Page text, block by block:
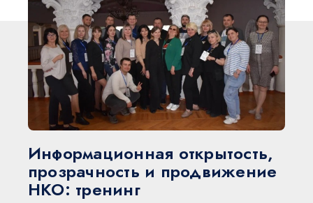
Информационная открытость,
прозрачность и продвижение
НКО: тренинг